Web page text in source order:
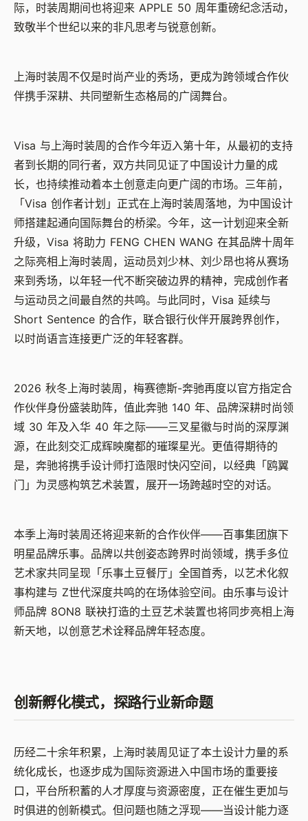
际，时装周期间也将迎来 APPLE 50 周年重磅纪念活动，
致敬半个世纪以来的非凡思考与锐意创新。
上海时装周不仅是时尚产业的秀场，更成为跨领域合作伙
伴携手深耕、共同塑新生态格局的广阔舞台。
Visa 与上海时装周的合作今年迈入第十年，从最初的支持
者到长期的同行者，双方共同见证了中国设计力量的成
长，也持续推动着本土创意走向更广阔的市场。三年前，
「Visa 创作者计划」正式在上海时装周落地，为中国设计
师搭建起通向国际舞台的桥梁。今年，这一计划迎来全新
升级， Visa 将助力 FENG CHEN WANG 在其品牌十周年
之际亮相上海时装周，运动员刘少林、刘少昂也将从赛场
来到秀场，以年轻一代不断突破边界的精神，完成创作者
与运动员之间最自然的共鸣。与此同时， Visa 延续与
Short Sentence 的合作，联合银行伙伴开展跨界创作，
以时尚语言连接更广泛的年轻客群。
2026 秋冬上海时装周，梅赛德斯-奔驰再度以官方指定合
作伙伴身份盛装助阵，值此奔驰 140 年、品牌深耕时尚领
域 30 年及入华 40 年之际——三叉星徽与时尚的深厚渊
源，在此刻交汇成辉映魔都的璀璨星光。更值得期待的
是，奔驰将携手设计师打造限时快闪空间，以经典「鸥翼
门」为灵感构筑艺术装置，展开一场跨越时空的对话。
本季上海时装周还将迎来新的合作伙伴——百事集团旗下
明星品牌乐事。品牌以共创姿态跨界时尚领域，携手多位
艺术家共同呈现「乐事土豆餐厅」全国首秀，以艺术化叙
事构建与 Z世代深度共鸣的在场体验空间。由乐事与设计
师品牌 8ON8 联袂打造的土豆艺术装置也将同步亮相上海
新天地，以创意艺术诠释品牌年轻态度。
创新孵化模式，探路行业新命题
历经二十余年积累，上海时装周见证了本土设计力量的系
统化成长，也逐步成为国际资源进入中国市场的重要接
口，平台所积蓄的人才厚度与资源密度，正在催生更加与
时俱进的创新模式。但问题也随之浮现——当设计能力逐